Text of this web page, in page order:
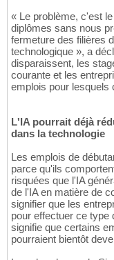
« Le problème, c'est
diplômes sans nous
fermeture des filières
technologique », a
disparaissent, les
courante et les
emplois pour lesquels
L'IA pourrait déjà
dans la technologie
Les emplois de
parce qu'ils
risquées que l'IA
de l'IA en matière de
signifier que les
pour effectuer ce type
signifie que certains
pourraient bientôt